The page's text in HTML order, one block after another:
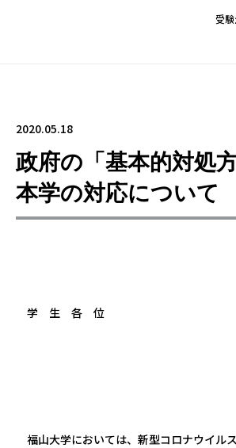
受
2020.05.18
政府の「基本的対処
本学の対応について
学 生 各 位
福 山
福山大学においては、新型コロナウイル